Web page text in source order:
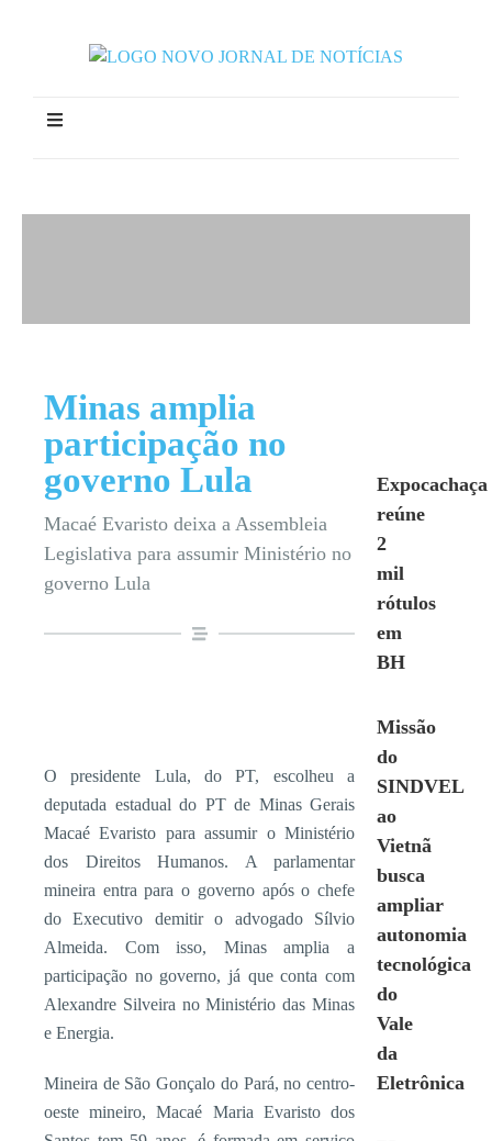
Minas amplia
participação no
governo Lula
Macaé Evaristo deixa a Assembleia
Legislativa para assumir Ministério no
governo Lula
O presidente Lula, do PT, escolheu a
deputada estadual do PT de Minas Gerais
Macaé Evaristo para assumir o Ministério
dos Direitos Humanos. A parlamentar
mineira entra para o governo após o chefe
do Executivo demitir o advogado Sílvio
Almeida. Com isso, Minas amplia a
participação no governo, já que conta com
Alexandre Silveira no Ministério das Minas
e Energia.
Mineira de São Gonçalo do Pará, no centro-
oeste mineiro, Macaé Maria Evaristo dos
Expocachaça
reúne
2
mil
rótulos
em
BH
Missão
do
SINDVEL
ao
Vietnã
busca
ampliar
autonomia
tecnológica
do
Vale
da
Eletrônica